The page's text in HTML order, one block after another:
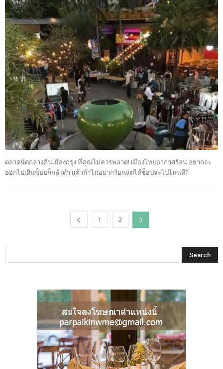
ตลาดนัดกลางคืนเมืองกรุง ที่คุณไม่ควรพลาด! เมืองไทยอากาศร้อน อยากจะ
ออกไปเดินช็อปก็กลัวดำ แล้วถ้าไม่อยากร้อนแต่ได้ช็อปจะไปไหนดี?
1 2 3